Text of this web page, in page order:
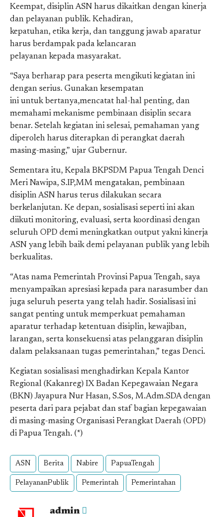
Keempat, disiplin ASN harus dikaitkan dengan kinerja
dan pelayanan publik. Kehadiran,
kepatuhan, etika kerja, dan tanggung jawab aparatur
harus berdampak pada kelancaran
pelayanan kepada masyarakat.
“Saya berharap para peserta mengikuti kegiatan ini
dengan serius. Gunakan kesempatan
ini untuk bertanya,mencatat hal-hal penting, dan
memahami mekanisme pembinaan disiplin secara
benar. Setelah kegiatan ini selesai, pemahaman yang
diperoleh harus diterapkan di perangkat daerah
masing-masing,” ujar Gubernur.
Sementara itu, Kepala BKPSDM Papua Tengah Denci
Meri Nawipa, S.IP,MM mengatakan, pembinaan
disiplin ASN harus terus dilakukan secara
berkelanjutan. Ke depan, sosialisasi seperti ini akan
diikuti monitoring, evaluasi, serta koordinasi dengan
seluruh OPD demi meningkatkan output yakni kinerja
ASN yang lebih baik demi pelayanan publik yang lebih
berkualitas.
“Atas nama Pemerintah Provinsi Papua Tengah, saya
menyampaikan apresiasi kepada para narasumber dan
juga seluruh peserta yang telah hadir. Sosialisasi ini
sangat penting untuk memperkuat pemahaman
aparatur terhadap ketentuan disiplin, kewajiban,
larangan, serta konsekuensi atas pelanggaran disiplin
dalam pelaksanaan tugas pemerintahan,” tegas Denci.
Kegiatan sosialisasi menghadirkan Kepala Kantor
Regional (Kakanreg) IX Badan Kepegawaian Negara
(BKN) Jayapura Nur Hasan, S.Sos, M.Adm.SDA dengan
peserta dari para pejabat dan staf bagian kepegawaian
di masing-masing Organisasi Perangkat Daerah (OPD)
di Papua Tengah. (*)
ASN Berita Nabire PapuaTengah
PelayananPublik Pemerintah Pemerintahan
admin